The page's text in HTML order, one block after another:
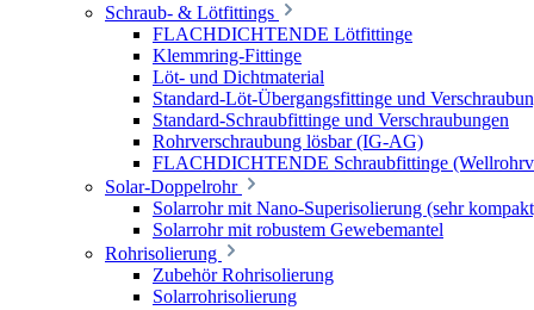
Schraub- & Lötfittings
FLACHDICHTENDE Lötfittinge
Klemmring-Fittinge
Löt- und Dichtmaterial
Standard-Löt-Übergangsfittinge und
Standard-Schraubfittinge und Verschraubungen
Rohrverschraubung lösbar (IG-AG)
FLACHDICHTENDE Schraubfittinge
Solar-Doppelrohr
Solarrohr mit Nano-Superisolierung (sehr
Solarrohr mit robustem Gewebemantel
Rohrisolierung
Zubehör Rohrisolierung
Solarrohrisolierung